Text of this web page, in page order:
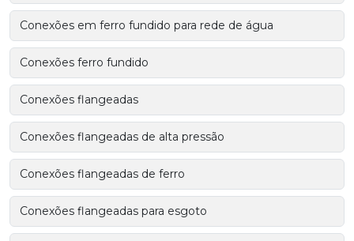
Conexões em ferro fundido para rede de água
Conexões ferro fundido
Conexões flangeadas
Conexões flangeadas de alta pressão
Conexões flangeadas de ferro
Conexões flangeadas para esgoto